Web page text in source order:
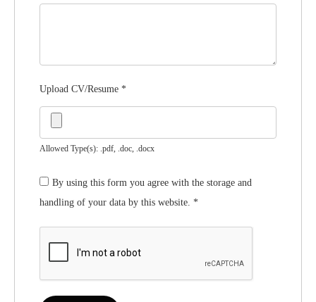
Upload CV/Resume *
Allowed Type(s): .pdf, .doc, .docx
By using this form you agree with the storage and
handling of your data by this website. *